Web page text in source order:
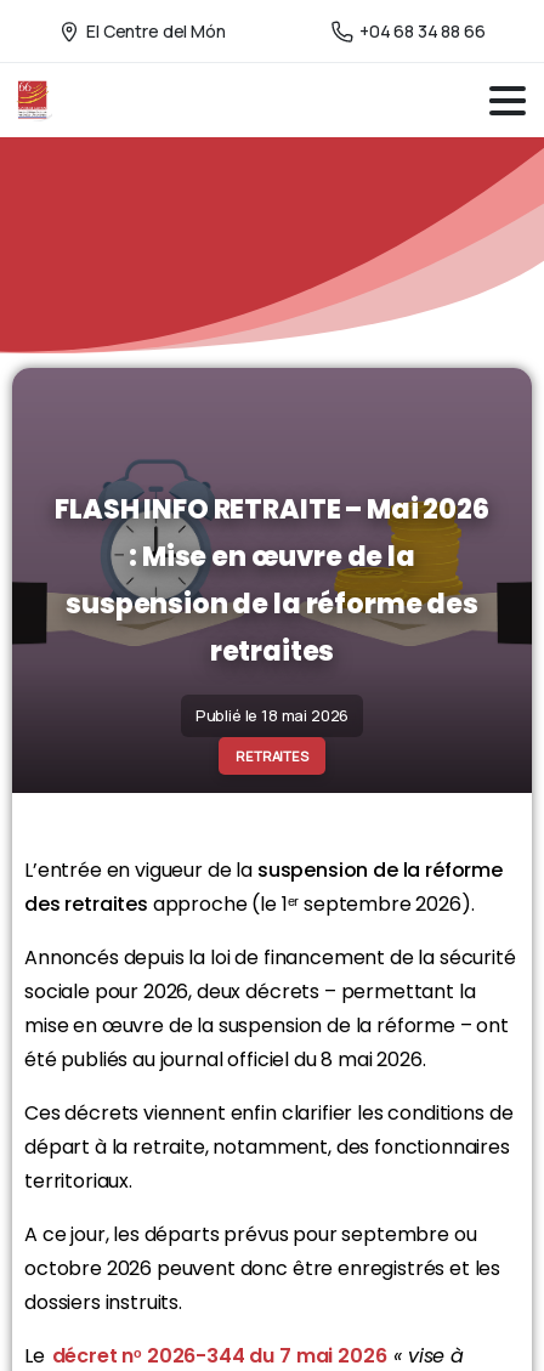
El Centre del Món +04 68 34 88 66
FLASH INFO RETRAITE – Mai 2026
: Mise en œuvre de la
suspension de la réforme des
retraites
Publié le 18 mai 2026
RETRAITES
L’entrée en vigueur de la suspension de la réforme
des retraites approche (le 1ᵉʳ septembre 2026).
Annoncés depuis la loi de financement de la sécurité
sociale pour 2026, deux décrets – permettant la
mise en œuvre de la suspension de la réforme – ont
été publiés au journal officiel du 8 mai 2026.
Ces décrets viennent enfin clarifier les conditions de
départ à la retraite, notamment, des fonctionnaires
territoriaux.
A ce jour, les départs prévus pour septembre ou
octobre 2026 peuvent donc être enregistrés et les
dossiers instruits.
Le décret nᵒ 2026-344 du 7 mai 2026 « vise à